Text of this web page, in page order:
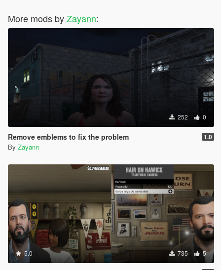
More mods byZayann:
252 0
Remove emblems to fix the problem 1.0
By Zayann
5.0 735 5